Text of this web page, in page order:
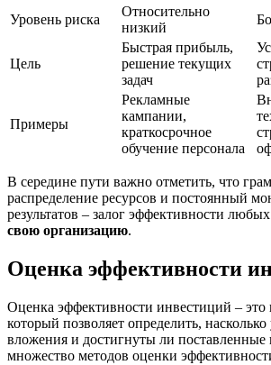
Уровень риска
Относительно
низкий
Цель
Быстрая прибыль,
решение текущих
задач
Примеры
Рекламные
кампании,
краткосрочное
обучение персонала
В середине пути важно отметить, что
распределение ресурсов и постоянный
результатов – залог эффективности любых
свою организацию.
Оценка эффективности
Оценка эффективности инвестиций –
который позволяет определить,
вложения и достигнуты ли поставленные
множество методов оценки